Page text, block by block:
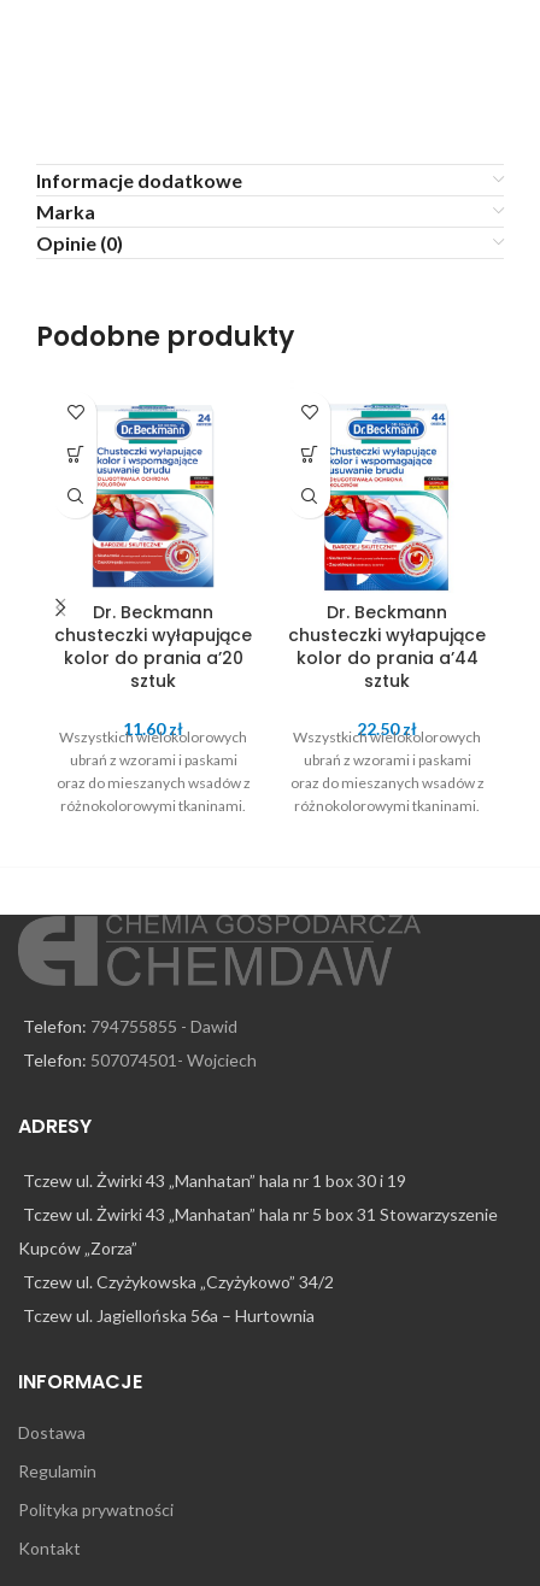
Informacje dodatkowe
Marka
Opinie (0)
Podobne produkty
Dr. Beckmann
chusteczki wyłapujące
kolor do prania a’20
sztuk
11.60zł
Wszystkich wielokolorowych
ubrań z wzorami i paskami
oraz do mieszanych wsadów z
różnokolorowymi tkaninami.
Dr. Beckmann
chusteczki wyłapujące
kolor do prania a’44
sztuk
22.50zł
Wszystkich wielokolorowych
ubrań z wzorami i paskami
oraz do mieszanych wsadów z
różnokolorowymi tkaninami.
Telefon: 794755855 - Dawid
Telefon: 507074501- Wojciech
ADRESY
Tczew ul. Żwirki 43 „Manhatan” hala nr 1 box 30 i 19
Tczew ul. Żwirki 43 „Manhatan” hala nr 5 box 31 Stowarzyszenie
Kupców „Zorza”
Tczew ul. Czyżykowska „Czyżykowo” 34/2
Tczew ul. Jagiellońska 56a – Hurtownia
INFORMACJE
Dostawa
Regulamin
Polityka prywatności
Kontakt